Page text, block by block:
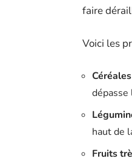
faire
Voici les
Céréales
haut de
Fruits